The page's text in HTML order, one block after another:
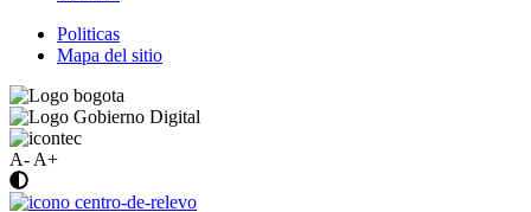
Politicas
Mapa del sitio
A- A+